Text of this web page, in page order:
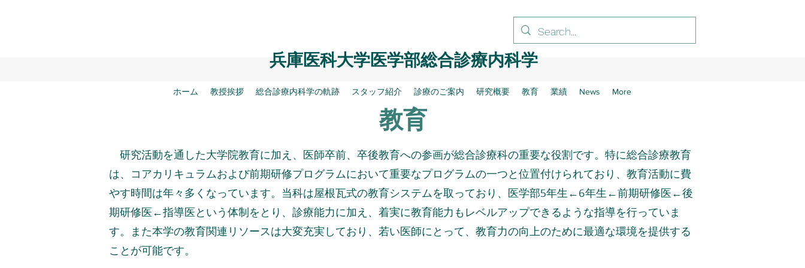
兵庫医科大学医学部総合診療内科学
ホーム 教授挨拶 総合診療内科学の軌跡 スタッフ紹介 診療のご案内 研究概要 教育 業績 News More
教育
研究活動を通した大学院教育に加え、医師卒前、卒後教育への参画が総合診療科の重要な役割です。特に総合診療教育
は、コアカリキュラムおよび前期研修プログラムにおいて重要なプログラムの一つと位置付けられており、教育活動に費
やす時間は年々多くなっています。当科は屋根瓦式の教育システムを取っており、医学部5年生←6年生←前期研修医←後
期研修医←指導医という体制をとり、診療能力に加え、着実に教育能力もレベルアップできるような指導を行っていま
す。また本学の教育関連リソースは大変充実しており、若い医師にとって、教育力の向上のために最適な環境を提供する
ことが可能です。